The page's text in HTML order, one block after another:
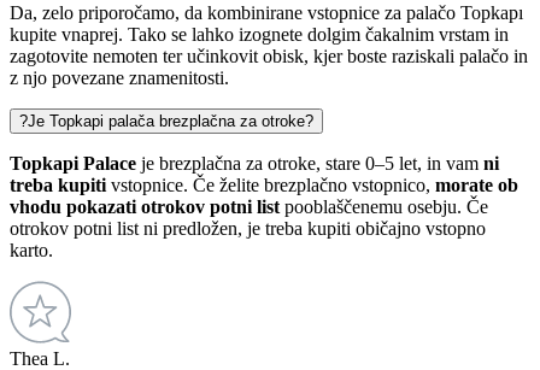
Da, zelo priporočamo, da kombinirane vstopnice za palačo Topkapı
kupite vnaprej. Tako se lahko izognete dolgim čakalnim vrstam in
zagotovite nemoten ter učinkovit obisk, kjer boste raziskali palačo in
z njo povezane znamenitosti.
?Je Topkapi palača brezplačna za otroke?
Topkapi Palace je brezplačna za otroke, stare 0–5 let, in vam ni
treba kupiti vstopnice. Če želite brezplačno vstopnico, morate ob
vhodu pokazati otrokov potni list pooblaščenemu osebju. Če
otrokov potni list ni predložen, je treba kupiti običajno vstopno
karto.
Thea L.